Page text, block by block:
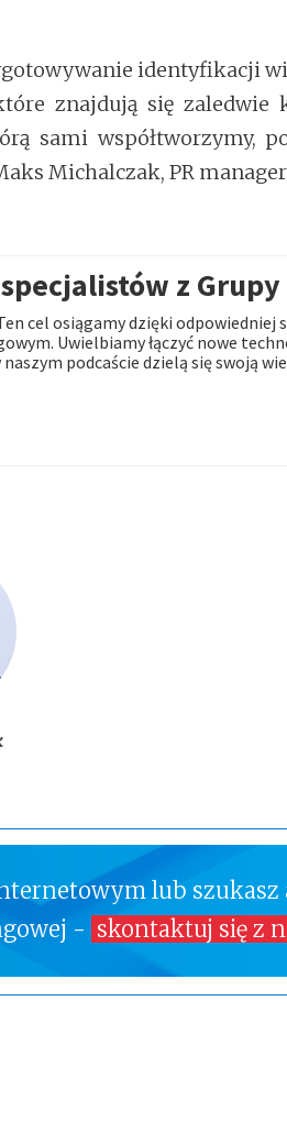
identyfikacji
znajdują się
sami współtworzymy,
Michalczak, PR manager
z Grupy
cel osiągamy dzięki
Uwielbiamy łączyć nowe
podcaście dzielą się swoją
lub szukasz
- skontaktuj się z